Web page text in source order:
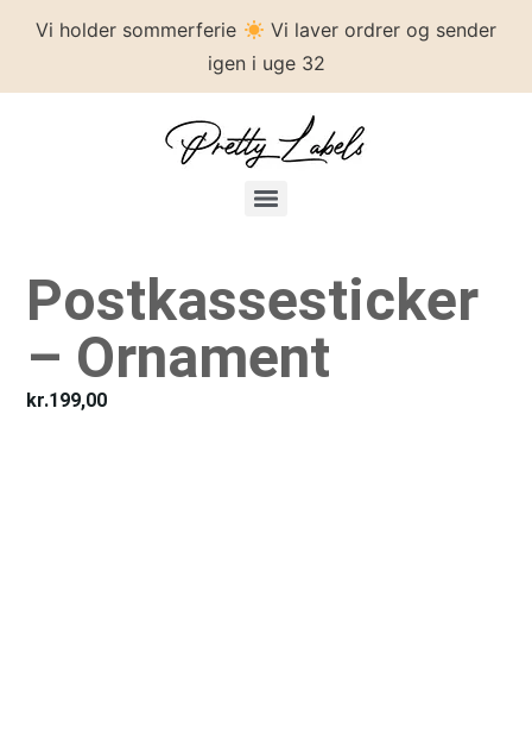
Vi holder sommerferie
Vi laver ordrer og sender
igen i uge 32
Postkassesticker
– Ornament
kr.199,00